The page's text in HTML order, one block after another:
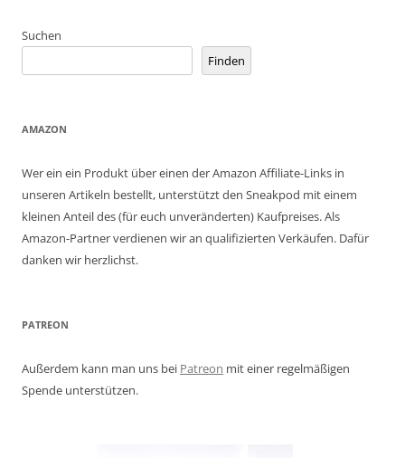
Suchen
Finden
AMAZON
Wer ein ein Produkt über einen der Amazon Affiliate-Links in
unseren Artikeln bestellt, unterstützt den Sneakpod mit einem
kleinen Anteil des (für euch unveränderten) Kaufpreises. Als
Amazon-Partner verdienen wir an qualifizierten Verkäufen. Dafür
danken wir herzlichst.
PATREON
Außerdem kann man uns bei Patreon mit einer regelmäßigen
Spende unterstützen.